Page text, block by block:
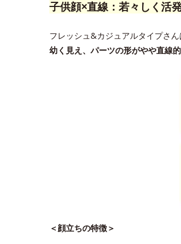
子供顔×直線：若々しく活
フレッシュ&カジュアルタイプさ
幼く見え、パーツの形がやや直線
＜顔立ちの特徴＞